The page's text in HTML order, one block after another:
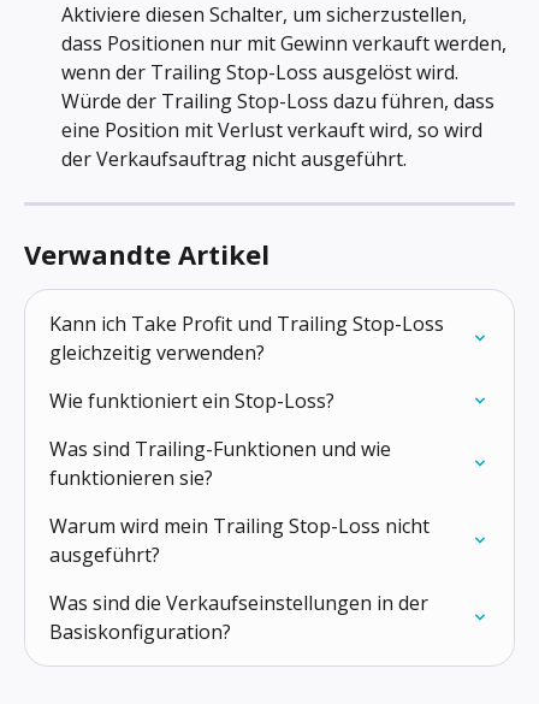
Aktiviere diesen Schalter, um sicherzustellen,
dass Positionen nur mit Gewinn verkauft werden,
wenn der Trailing Stop-Loss ausgelöst wird.
Würde der Trailing Stop-Loss dazu führen, dass
eine Position mit Verlust verkauft wird, so wird
der Verkaufsauftrag nicht ausgeführt.
Verwandte Artikel
Kann ich Take Profit und Trailing Stop-Loss
gleichzeitig verwenden?
Wie funktioniert ein Stop-Loss?
Was sind Trailing-Funktionen und wie
funktionieren sie?
Warum wird mein Trailing Stop-Loss nicht
ausgeführt?
Was sind die Verkaufseinstellungen in der
Basis­konfiguration?